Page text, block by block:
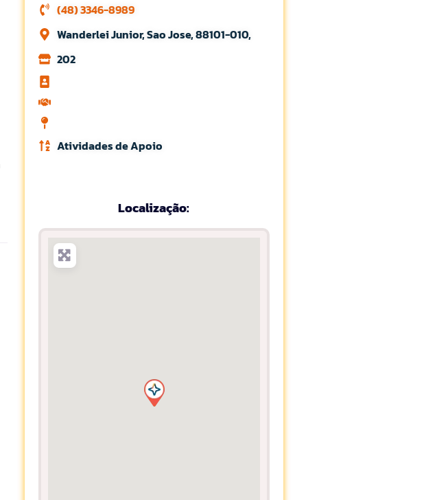
(48) 3346-8989
Wanderlei Junior, Sao Jose, 88101-010,
202
Atividades de Apoio
Localização: